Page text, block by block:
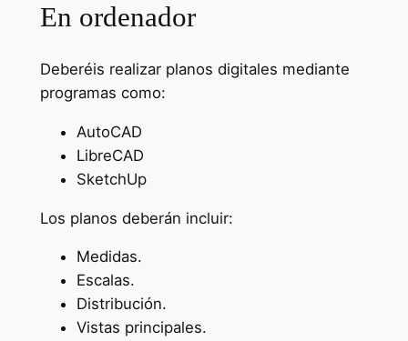
En ordenador
Deberéis realizar planos digitales mediante
programas como:
AutoCAD
LibreCAD
SketchUp
Los planos deberán incluir:
Medidas.
Escalas.
Distribución.
Vistas principales.